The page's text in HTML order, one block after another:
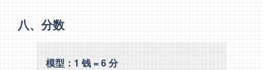
八、分数
模型：1 钱 = 6 分